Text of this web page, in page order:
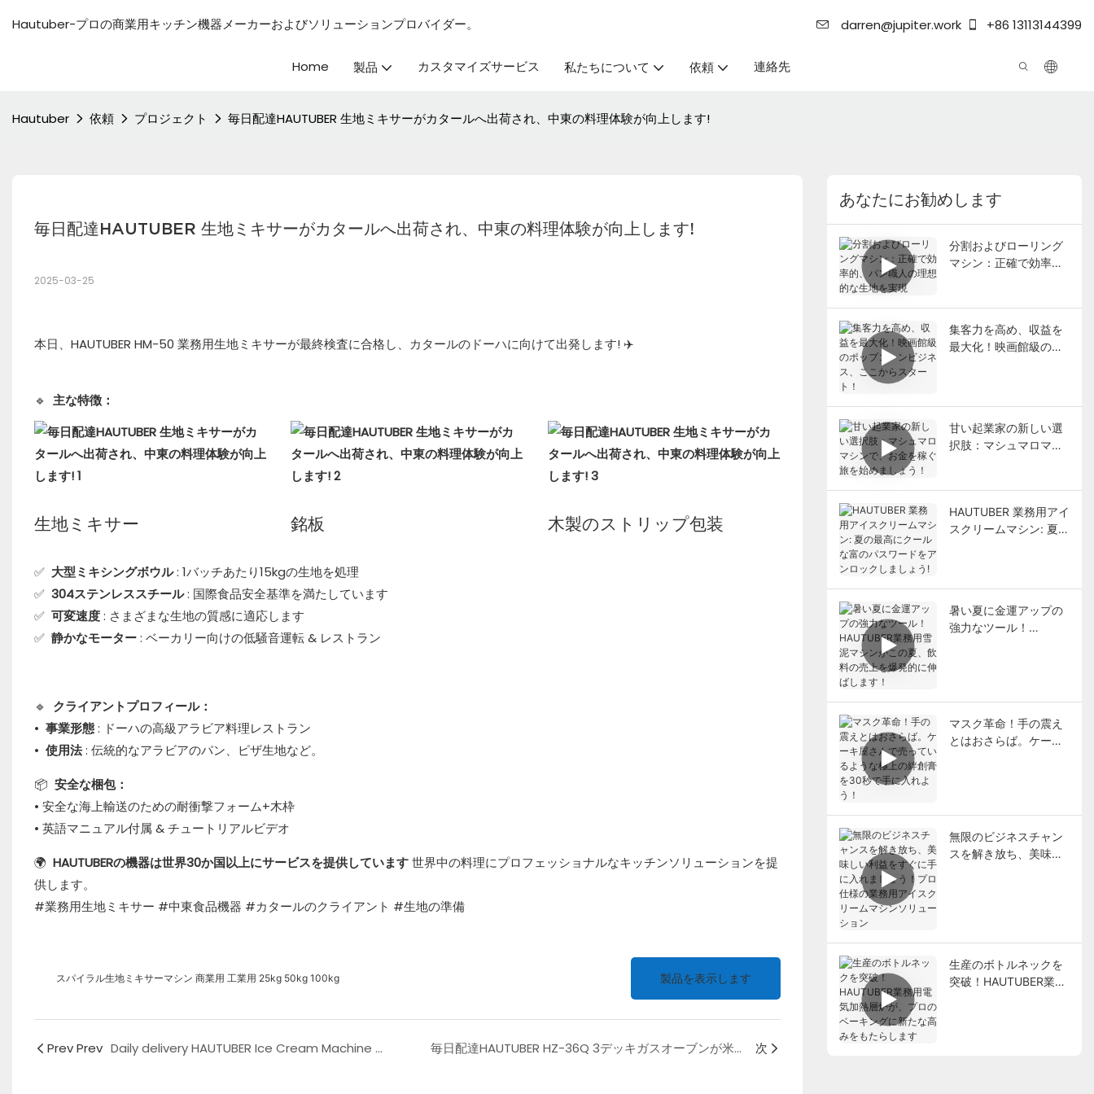
Hautuber-プロの商業用キッチン機器メーカーおよびソリューションプロバイダー。 darren@jupiter.work +86 13113144399
Home 製品 カスタマイズサービス 私たちについて 依頼 連絡先
Hautuber 依頼 プロジェクト 毎日配達HAUTUBER 生地ミキサーがカタールへ出荷され、中東の料理体験が向上します!
毎日配達HAUTUBER 生地ミキサーがカタールへ出荷され、中東の料理体験が向上します!
2025-03-25
本日、HAUTUBER HM-50 業務用生地ミキサーが最終検査に合格し、カタールのドーハに向けて出発します! ✈️
🔹 主な特徴：
生地ミキサー 銘板 木製のストリップ包装
✅ 大型ミキシングボウル: 1バッチあたり15kgの生地を処理
✅ 304ステンレススチール: 国際食品安全基準を満たしています
✅ 可変速度: さまざまな生地の質感に適応します
✅ 静かなモーター: ベーカリー向けの低騒音運転 & レストラン
🔹 クライアントプロフィール：
• 事業形態: ドーハの高級アラビア料理レストラン
• 使用法: 伝統的なアラビアのパン、ピザ生地など。
📦 安全な梱包：
• 安全な海上輸送のための耐衝撃フォーム+木枠
• 英語マニュアル付属 & チュートリアルビデオ
🌍 HAUTUBERの機器は世界30か国以上にサービスを提供しています世界中の料理にプロフェッショナルなキッチンソリューションを提
供します。
#業務用生地ミキサー #中東食品機器 #カタールのクライアント #生地の準備
スパイラル生地ミキサーマシン 商業用 工業用 25kg 50kg 100kg 製品を表示します
Prev Prev Daily delivery HAUTUBER Ice Cream Machine Ready to Ship, Bringing You Refreshing Delights! 毎日配達HAUTUBER HZ-36Q 3デッキガスオーブンが米国へ無事発送されました！ 次
あなたにお勧めします
分割およびローリング
マシン：正確で効率
集客力を高め、収益を
最大化！映画館級のポ
甘い起業家の新しい選
択肢：マシュマロマシ
HAUTUBER 業務用アイ
スクリームマシン: 夏の
暑い夏に金運アップの
強力なツール！
マスク革命！手の震え
とはおさらば。ケーキ
無限のビジネスチャン
スを解き放ち、美味し
生産のボトルネックを
突破！HAUTUBER業務